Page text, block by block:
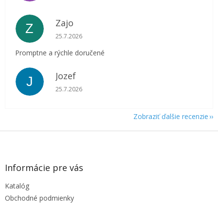
Z Zajo
Hodnotenie obchodu je 5 z 5 hviezdičiek.
25.7.2026
Promptne a rýchle doručené
J Jozef
Hodnotenie obchodu je 5 z 5 hviezdičiek.
25.7.2026
Zobraziť ďalšie recenzie
Z
Informácie pre vás
Katalóg
Obchodné podmienky